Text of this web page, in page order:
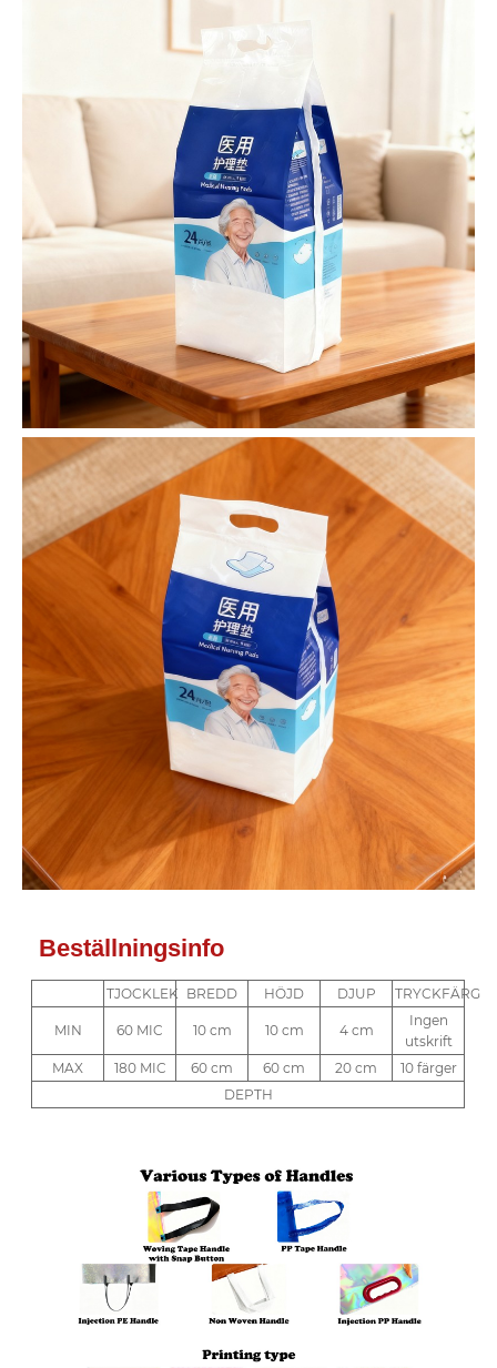
Beställningsinfo
TJOCKLEK BREDD HÖJD DJUP TRYCKFÄRG
MIN 60 MIC 10 cm 10 cm 4 cm
Ingen
utskrift
MAX
180 MIC 60 cm 60 cm 20 cm
10 färger
DEPTH